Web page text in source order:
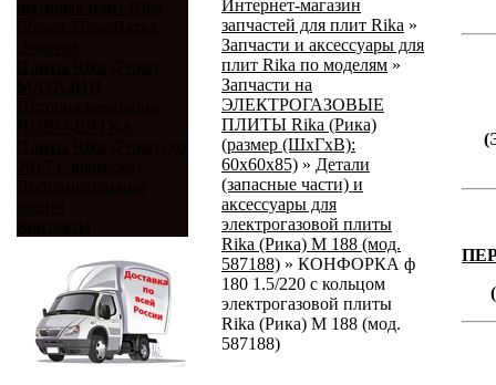
Интернет-магазин
запчастей для плит Rika »
Запчасти и аксессуары для
плит Rika по моделям »
Запчасти на
ЭЛЕКТРОГАЗОВЫЕ
ПЛИТЫ Rika (Рика)
(размер (ШхГхВ):
60х60х85) » Детали
(запасные части) и
аксессуары для
электрогазовой плиты
Rika (Рика) М 188 (мод.
587188) » КОНФОРКА ф
180 1.5/220 с кольцом
электрогазовой плиты
Rika (Рика) М 188 (мод.
587188)